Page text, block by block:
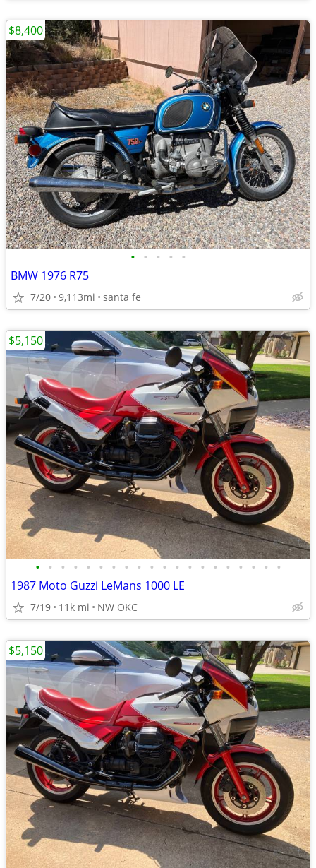
• • • • •
BMW 1976 R75
7/20 9,113mi santa fe
$8,400
• • • • • • • • • • • • • • • • • • • •
1987 Moto Guzzi LeMans 1000 LE
7/19 11k mi NW OKC
$5,150
$5,150